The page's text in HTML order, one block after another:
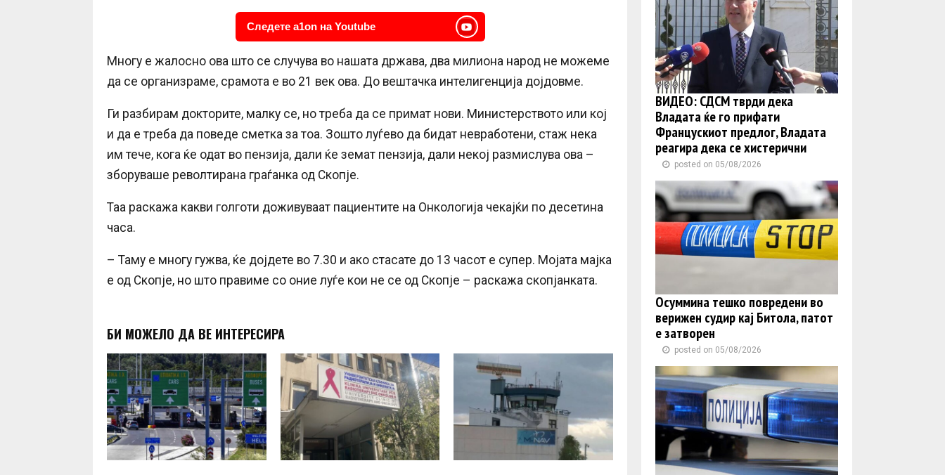
Следете a1on на Youtube
Многу е жалосно ова што се случува во нашата држава, два милиона народ не можеме
да се организраме, срамота е во 21 век ова. До вештачка интелигенција дојдовме.
Ги разбирам докторите, малку се, но треба да се примат нови. Министерството или кој
и да е треба да поведе сметка за тоа. Зошто луѓево да бидат невработени, стаж нека
им тече, кога ќе одат во пензија, дали ќе земат пензија, дали некој размислува ова –
зборуваше револтирана граѓанка од Скопје.
Таа раскажа какви голготи доживуваат пациентите на Онкологија чекајќи по десетина
часа.
– Таму е многу гужва, ќе дојдете во 7.30 и ако стасате до 13 часот е супер. Мојата мајка
е од Скопје, но што правиме со оние луѓе кои не се од Скопје – раскажа скопјанката.
БИ МОЖЕЛО ДА ВЕ ИНТЕРЕСИРА
ВИДЕО: СДСМ тврди дека
Владата ќе го прифати
Францускиот предлог, Владата
реагира дека се хистерични
posted on 05/08/2026
Осуммина тешко повредени во
верижен судир кај Битола, патот
е затворен
posted on 05/08/2026